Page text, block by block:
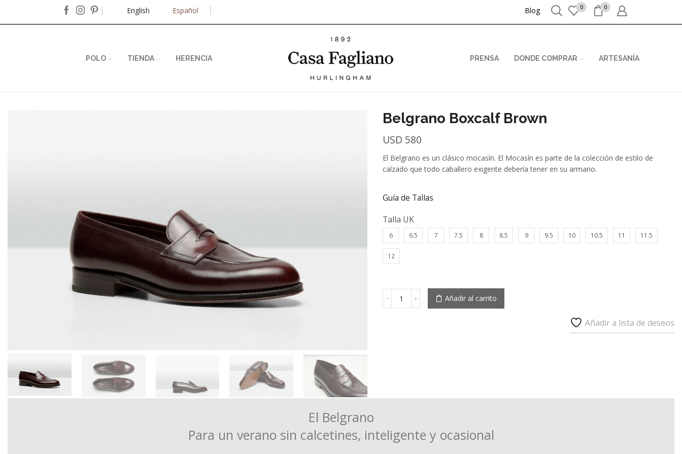
English Español Blog 0 0
POLO TIENDA HERENCIA PRENSA DONDE COMPRAR ARTESANÍA
Belgrano Boxcalf Brown
USD 580
El Belgrano es un clásico mocasín. El Mocasín es parte de la colección de estilo de
calzado que todo caballero exigente debería tener en su armario.
Guía de Tallas
Talla UK
6 6.5 7 7.5 8 8.5 9 9.5 10 10.5 11 11.5
12
Boxcalf
Añadir al carrito
Añadir a lista de deseos
El Belgrano
Para un verano sin calcetines, inteligente y ocasional